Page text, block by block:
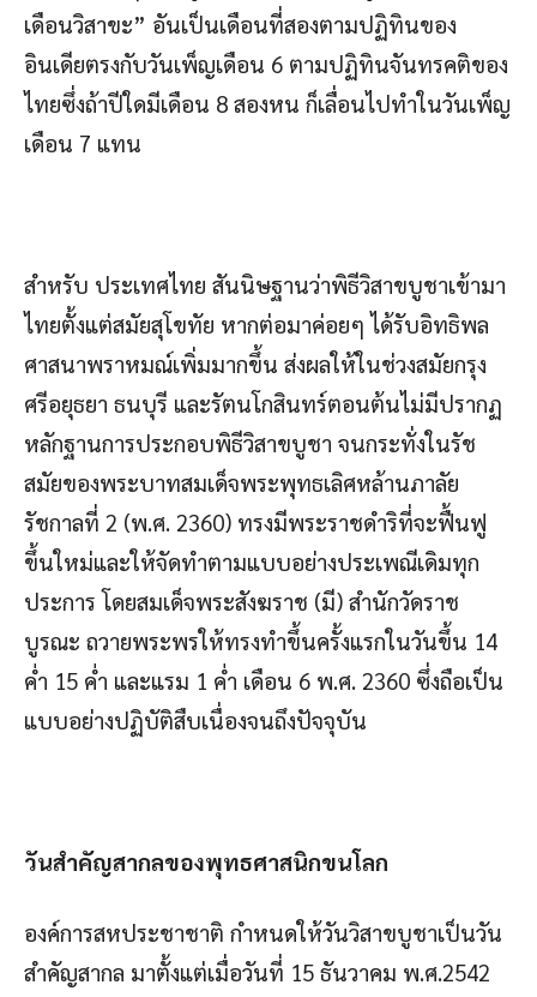
เดือนวิสาขะ” อันเป็นเดือนที่สองตามปฏิทินของ
อินเดียตรงกับวันเพ็ญเดือน 6 ตามปฏิทินจันทรคติของ
ไทยซึ่งถ้าปีใดมีเดือน 8 สองหน ก็เลื่อนไปทำในวันเพ็ญ
เดือน 7 แทน
สำหรับ ประเทศไทย สันนิษฐานว่าพิธีวิสาขบูชาเข้ามา
ไทยตั้งแต่สมัยสุโขทัย หากต่อมาค่อยๆ ได้รับอิทธิพล
ศาสนาพราหมณ์เพิ่มมากขึ้น ส่งผลให้ในช่วงสมัยกรุง
ศรีอยุธยา ธนบุรี และรัตนโกสินทร์ตอนต้นไม่มีปรากฏ
หลักฐานการประกอบพิธีวิสาขบูชา จนกระทั่งในรัช
สมัยของพระบาทสมเด็จพระพุทธเลิศหล้านภาลัย
รัชกาลที่ 2 (พ.ศ. 2360) ทรงมีพระราชดำริที่จะฟื้นฟู
ขึ้นใหม่และให้จัดทำตามแบบอย่างประเพณีเดิมทุก
ประการ โดยสมเด็จพระสังฆราช (มี) สำนักวัดราช
บูรณะ ถวายพระพรให้ทรงทำขึ้นครั้งแรกในวันขึ้น 14
ค่ำ 15 ค่ำ และแรม 1 ค่ำ เดือน 6 พ.ศ. 2360 ซึ่งถือเป็น
แบบอย่างปฏิบัติสืบเนื่องจนถึงปัจจุบัน
วันสำคัญสากลของพุทธศาสนิกขนโลก
องค์การสหประชาชาติ กำหนดให้วันวิสาขบูชาเป็นวัน
สำคัญสากล มาตั้งแต่เมื่อวันที่ 15 ธันวาคม พ.ศ.2542